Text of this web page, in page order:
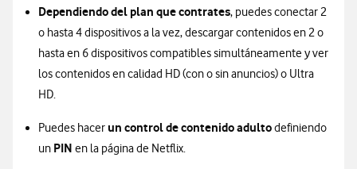
Dependiendo del plan que contrates, puedes conectar 2
o hasta 4 dispositivos a la vez, descargar contenidos en 2 o
hasta en 6 dispositivos compatibles simultáneamente y ver
los contenidos en calidad HD (con o sin anuncios) o Ultra
HD.
Puedes hacer un control de contenido adultodefiniendo
un PIN en la página de Netflix.